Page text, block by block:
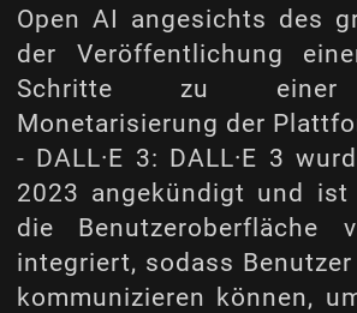
Open AI angesichts des
der Veröffentlichung
Schritte zu einer
Monetarisierung der
- DALL·E 3: DALL·E 3
2023 angekündigt und
die Benutzeroberfläche
integriert, sodass
kommunizieren können,